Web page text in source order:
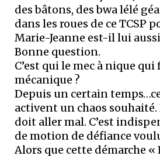
des bâtons, des bwa lélé
dans les roues de ce TCSP
Marie-Jeanne est-il lui
Bonne question.
C’est qui le mec à nique
mécanique ?
Depuis un certain
activent un chaos
doit aller mal. C’est
de motion de défiance
Alors que cette démarche